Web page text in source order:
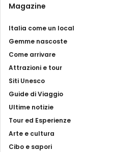
Magazine
Italia come un local
Gemme nascoste
Come arrivare
Attrazioni e tour
Siti Unesco
Guide di Viaggio
Ultime notizie
Tour ed Esperienze
Arte e cultura
Cibo e sapori